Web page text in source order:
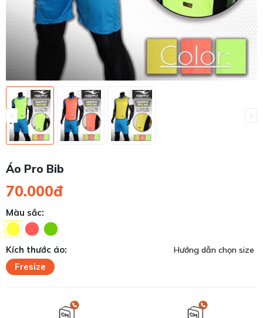
Áo Pro Bib
70.000đ
Màu sắc:
Kích thước áo: Hướng dẫn chọn size
Fresize